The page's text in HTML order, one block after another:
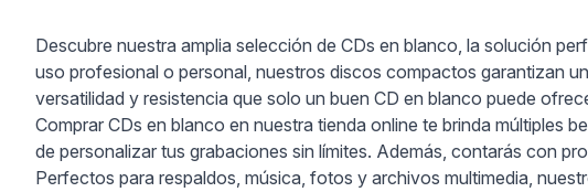
Y
Descubre nuestra amplia selección de CDs en blanco, la solución
uso profesional o personal, nuestros discos compactos garantizan
versatilidad y resistencia que solo un buen CD en blanco puede
Comprar CDs en blanco en nuestra tienda online te brinda múltiples
de personalizar tus grabaciones sin límites. Además, contarás con
Perfectos para respaldos, música, fotos y archivos multimedia,